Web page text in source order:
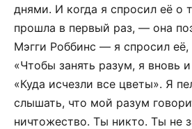
днями. И когда я спросил её о
прошла в первый раз, — она
Мэгги Роббинс — я спросил её,
«Чтобы занять разум, я вновь
«Куда исчезли все цветы». Я
слышать, что мой разум
ничтожество. Ты никто. Ты не